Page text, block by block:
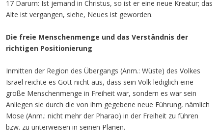
17 Darum: Ist jemand in Christus, so ist er eine neue Kreatur; das
Alte ist vergangen, siehe, Neues ist geworden.
Die freie Menschenmenge und das Verständnis der
richtigen Positionierung
Inmitten der Region des Übergangs (Anm.: Wüste) des Volkes
Israel reichte es Gott nicht aus, dass sein Volk lediglich eine
große Menschenmenge in Freiheit war, sondern es war sein
Anliegen sie durch die von ihm gegebene neue Führung, nämlich
Mose (Anm.: nicht mehr der Pharao) in der Freiheit zu führen
bzw. zu unterweisen in seinen Plänen.